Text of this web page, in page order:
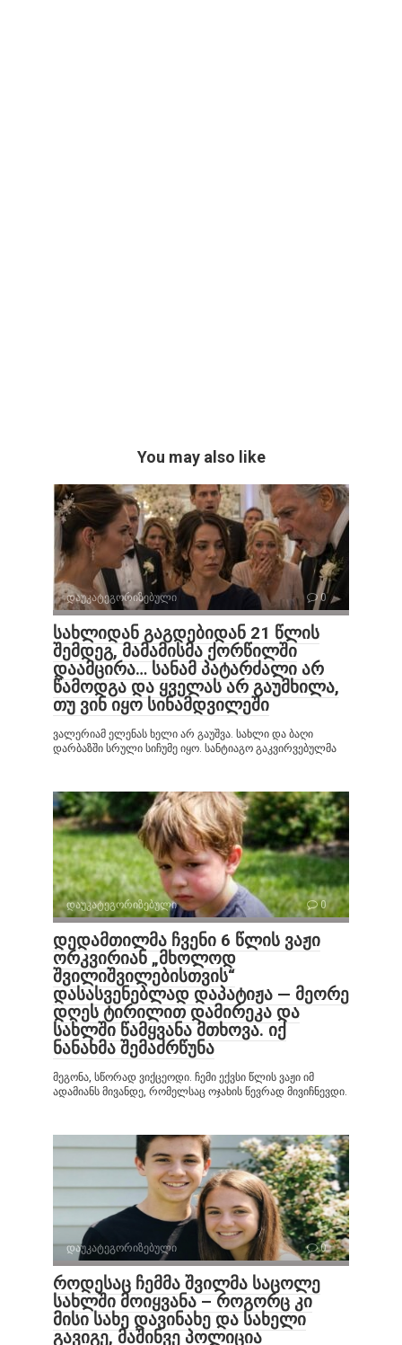
You may also like
დაუკატეგორიზებული 0
სახლიდან გაგდებიდან 21 წლის
შემდეგ, მამამისმა ქორწილში
დაამცირა… სანამ პატარძალი არ
წამოდგა და ყველას არ გაუმხილა,
თუ ვინ იყო სინამდვილეში
ვალერიამ ელენას ხელი არ გაუშვა. სახლი და ბაღი
დარბაზში სრული სიჩუმე იყო. სანტიაგო გაკვირვებულმა
დაუკატეგორიზებული 0
დედამთილმა ჩვენი 6 წლის ვაჟი
ორკვირიან „მხოლოდ
შვილიშვილებისთვის“
დასასვენებლად დაპატიჟა — მეორე
დღეს ტირილით დამირეკა და
სახლში წამყვანა მთხოვა. იქ
ნანახმა შემაძრწუნა
მეგონა, სწორად ვიქცეოდი. ჩემი ექვსი წლის ვაჟი იმ
ადამიანს მივანდე, რომელსაც ოჯახის წევრად მივიჩნევდი.
დაუკატეგორიზებული 0
როდესაც ჩემმა შვილმა საცოლე
სახლში მოიყვანა – როგორც კი
მისი სახე დავინახე და სახელი
გავიგე, მაშინვე პოლიცია